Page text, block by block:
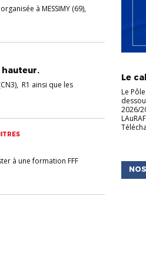
à MESSIMY (69),
hauteur.
R1 ainsi que les
à une formation FFF
Le
Le
2026/